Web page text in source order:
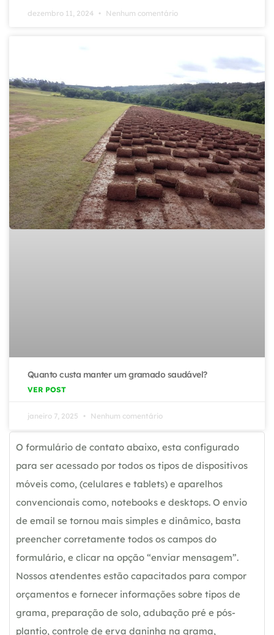
dezembro 11, 2024 Nenhum comentário
Quanto custa manter um gramado saudável?
VER POST
janeiro 7, 2025 Nenhum comentário
O formulário de contato abaixo, esta configurado
para ser acessado por todos os tipos de dispositivos
móveis como, (celulares e tablets) e aparelhos
convencionais como, notebooks e desktops. O envio
de email se tornou mais simples e dinâmico, basta
preencher corretamente todos os campos do
formulário, e clicar na opção “enviar mensagem”.
Nossos atendentes estão capacitados para compor
orçamentos e fornecer informações sobre tipos de
grama, preparação de solo, adubação pré e pós-
plantio, controle de erva daninha na grama,